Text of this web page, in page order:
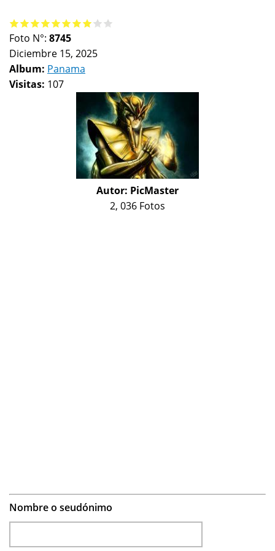
Foto N°: 8745
Diciembre 15, 2025
Album: Panama
Visitas: 107
Autor: PicMaster
2, 036 Fotos
Nombre o seudónimo